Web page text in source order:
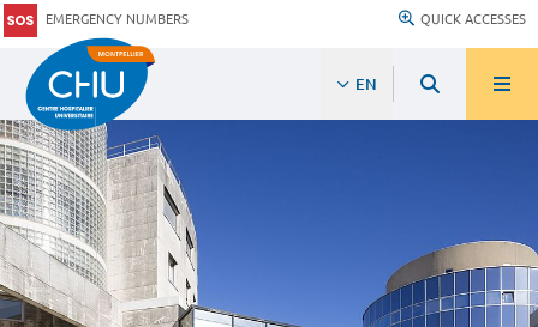
EMERGENCY NUMBERS QUICK ACCESSES
EN